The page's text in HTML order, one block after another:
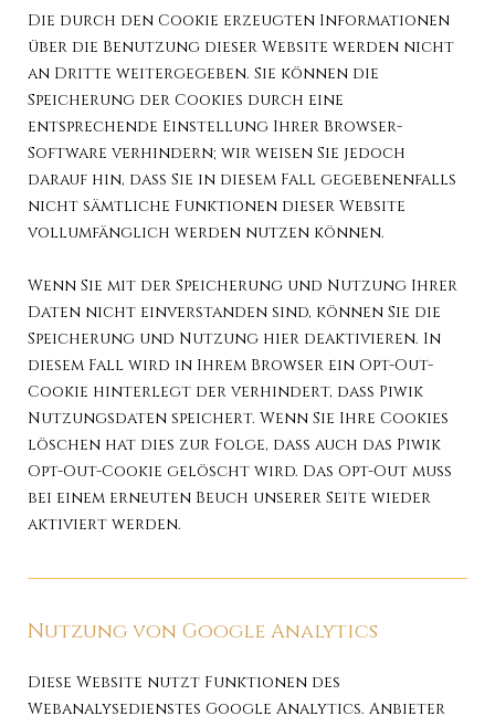
Die durch den Cookie erzeugten Informationen
über die Benutzung dieser Website werden nicht
an Dritte weitergegeben. Sie können die
Speicherung der Cookies durch eine
entsprechende Einstellung Ihrer Browser-
Software verhindern; wir weisen Sie jedoch
darauf hin, dass Sie in diesem Fall gegebenenfalls
nicht sämtliche Funktionen dieser Website
vollumfänglich werden nutzen können.
Wenn Sie mit der Speicherung und Nutzung Ihrer
Daten nicht einverstanden sind, können Sie die
Speicherung und Nutzung hier deaktivieren. In
diesem Fall wird in Ihrem Browser ein Opt-Out-
Cookie hinterlegt der verhindert, dass Piwik
Nutzungsdaten speichert. Wenn Sie Ihre Cookies
löschen hat dies zur Folge, dass auch das Piwik
Opt-Out-Cookie gelöscht wird. Das Opt-Out muss
bei einem erneuten Beuch unserer Seite wieder
aktiviert werden.
Nutzung von Google Analytics
Diese Website nutzt Funktionen des
Webanalysedienstes Google Analytics. Anbieter